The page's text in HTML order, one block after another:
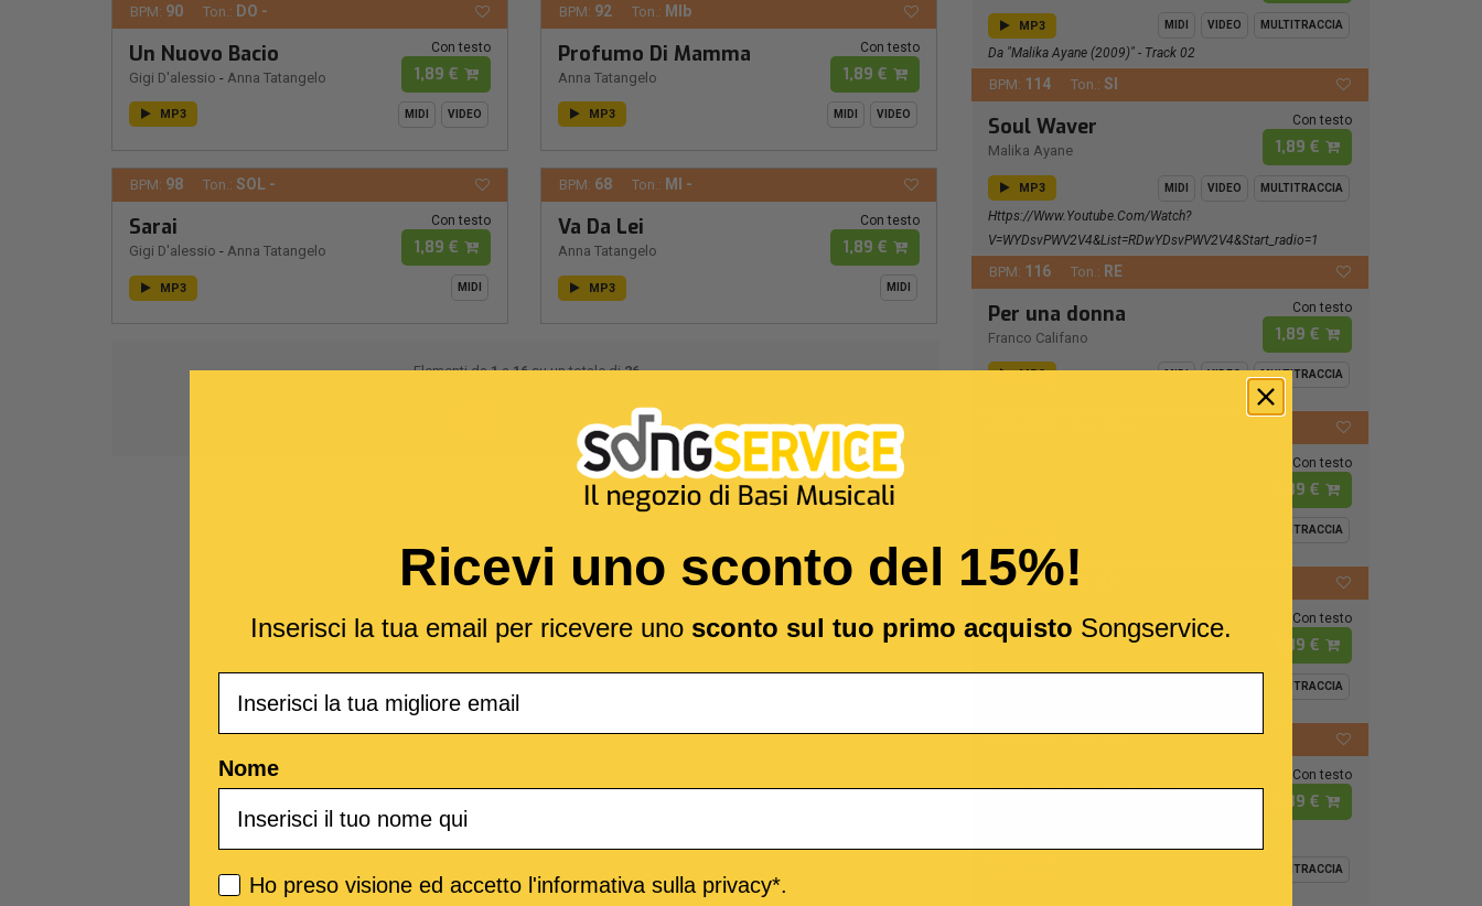
BPM: 90 Ton.: DO -
Un Nuovo Bacio
Gigi D'alessio - Anna Tatangelo
Con testo
1,89 €
MP3 MIDI VIDEO
BPM: 92 Ton.: MIb
Profumo Di Mamma
Anna Tatangelo
Con testo
1,89 €
MP3 MIDI VIDEO
BPM: 98 Ton.: SOL -
Sarai
Gigi D'alessio - Anna Tatangelo
Con testo
1,89 €
MP3 MIDI
BPM: 68 Ton.: MI -
Va Da Lei
Anna Tatangelo
Con testo
1,89 €
MP3 MIDI
Elementi da1a16su un totale di26
MP3 MIDI VIDEO MULTITRACCIA
Da "Malika Ayane (2009)" - Track 02
BPM: 114 Ton.: SI
Soul Waver
Malika Ayane
Con testo
1,89 €
MP3 MIDI VIDEO MULTITRACCIA
Https://www.youtube.com/watch?
V=wYDsvPWV2V4&list=RDwYDsvPWV2V4&start_radio=1
BPM: 116 Ton.: RE
Per una donna
Franco Califano
Con testo
1,89 €
MP3 MIDI VIDEO MULTITRACCIA
Con testo
1,89 €
MULTITRACCIA
BPM: 72 Ton.:
I Cento Passi Con testo
1,89 €
MULTITRACCIA
BPM:126 Ton.:RE
Con testo
1,89 €
MULTITRACCIA
Ricevi uno sconto del 15%!
Inserisci la tua email per ricevere uno sconto sul tuo primo acquisto Songservice.
Nome
Privacy policy
Ho preso visione ed accetto l'informativa sulla privacy*.